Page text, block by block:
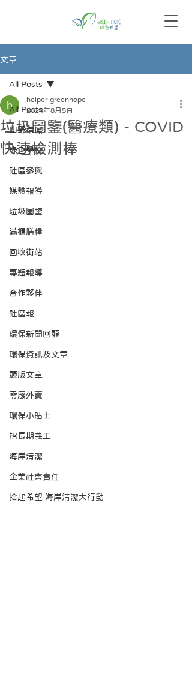
文章
All Posts
山野清潔
綠色學校
社區參與
媒體報導
垃圾圖鑒
滿櫃膳糧
回收街站
專題報導
合作夥伴
社區報
環保新聞回顧
環保資訊及文章
頭版文章
零廢外賣
環保小貼士
招長期義工
海岸清潔
企業社會責任
拾起希望 海岸清潔大行動
All Posts
垃圾圖鑒(醫療類) - COVID
快速檢測棒
helper greenhope
2024年8月5日